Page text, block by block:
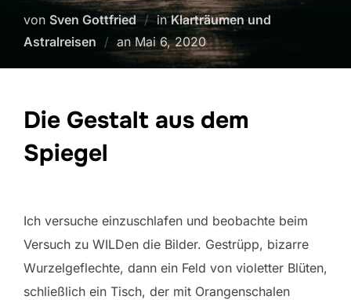
von Sven Gottfried inKlarträumen und
Astralreisen
an Veröffentlicht
am
Mai 6, 2020
Die Gestalt aus dem
Spiegel
Ich versuche einzuschlafen und beobachte beim
Versuch zu WILDen die Bilder. Gestrüpp, bizarre
Wurzelgeflechte, dann ein Feld von violetter Blüten,
schließlich ein Tisch, der mit Orangenschalen